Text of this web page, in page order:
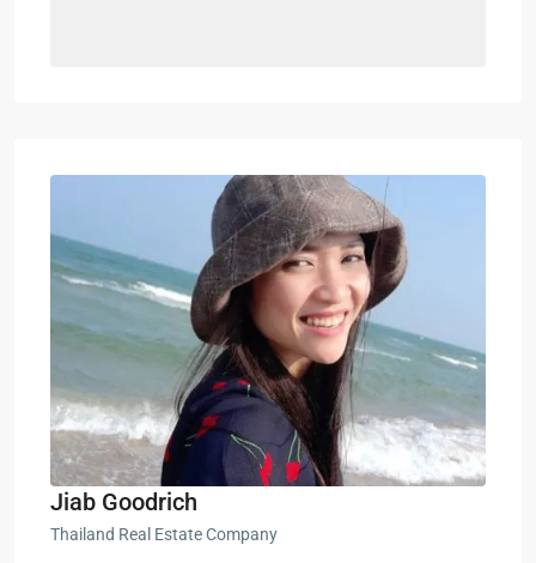
Jiab Goodrich
Thailand Real Estate Company